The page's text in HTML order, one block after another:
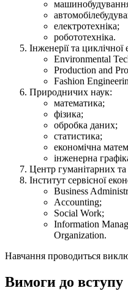
електротехніка;
робототехніка.
Інженерії та циклічної
Environmental
Production and
Fashion
Природничих наук:
математика;
фізика;
обробка даних;
статистика;
економічна
інженерна
Центр гуманітарних
Інститут сервісної
Business
Accounting;
Social Work;
Information
Organization.
Навчання проводиться
Вимоги до вступу